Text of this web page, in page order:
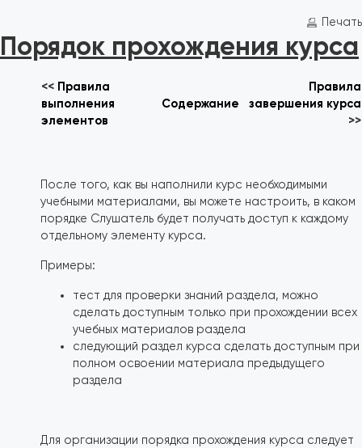
Печать
Порядок прохождения курса
<< Правила
выполнения
элементов
Содержание
Правила
завершения курса
>>
После того, как вы наполнили курс необходимыми
учебными материалами, вы можете настроить, в каком
порядке Слушатель будет получать доступ к каждому
отдельному элементу курса.
Примеры:
тест для проверки знаний раздела, можно
сделать доступным только при прохождении всех
учебных материалов раздела
следующий раздел курса сделать доступным при
полном освоении материала предыдущего
раздела
Для организации порядка прохождения курса следует